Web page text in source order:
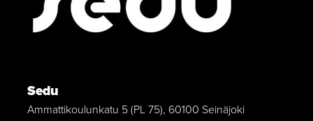
Sedu
Ammattikoulunkatu 5 (PL 75), 60100 Seinäjoki